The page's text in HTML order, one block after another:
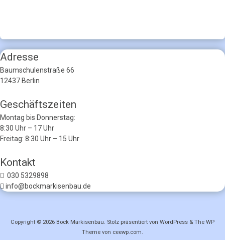
Adresse
Baumschulenstraße 66
12437 Berlin
Geschäftszeiten
Montag bis Donnerstag:
8:30 Uhr – 17 Uhr
Freitag: 8:30 Uhr – 15 Uhr
Kontakt
030 5329898
info@bockmarkisenbau.de
Copyright © 2026 Bock Markisenbau. Stolz präsentiert von WordPress & The WP
Theme von ceewp.com.